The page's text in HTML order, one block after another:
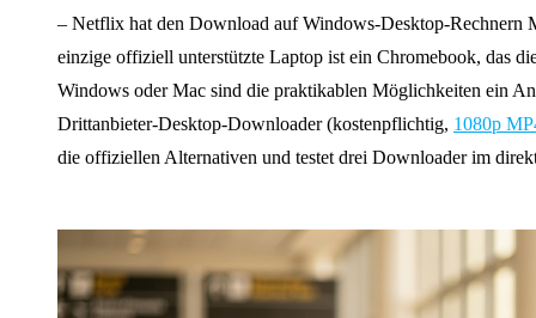
– Netflix hat den Download auf Windows-Desktop-Rechnern
einzige offiziell unterstützte Laptop ist ein Chromebook, das
Windows oder Mac sind die praktikablen Möglichkeiten ein
Drittanbieter-Desktop-Downloader (kostenpflichtig, 1080p
die offiziellen Alternativen und testet drei Downloader im